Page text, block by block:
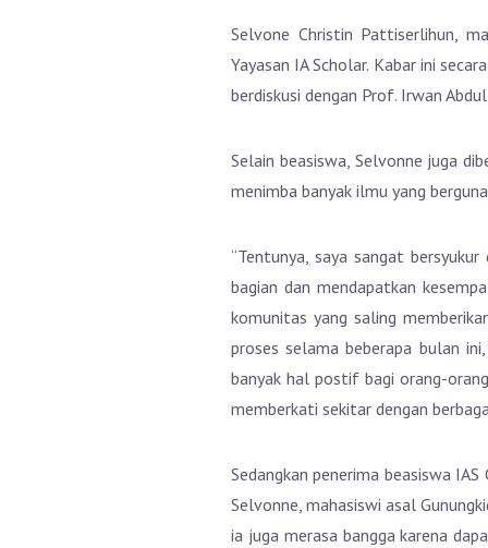
Selvone Christin Pattiserlihun,
Yayasan IA Scholar. Kabar ini
berdiskusi dengan Prof. Irwan
Selain beasiswa, Selvonne juga
menimba banyak ilmu yang
“Tentunya, saya sangat
bagian dan mendapatkan
komunitas yang saling
proses selama beberapa bulan
banyak hal postif bagi orang-
memberkati sekitar dengan
Sedangkan penerima beasiswa
Selvonne, mahasiswi asal
ia juga merasa bangga karena